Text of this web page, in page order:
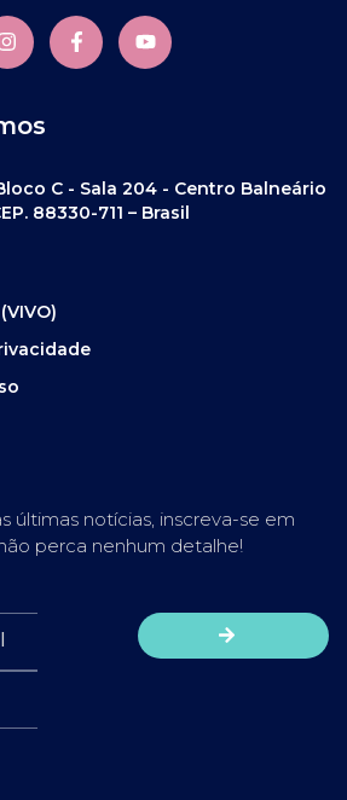
C - Sala 204 - Centro Balneário
88330-711 – Brasil
últimas notícias, inscreva-se em
perca nenhum detalhe!